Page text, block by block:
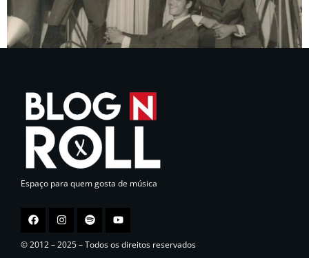
Espaço para quem gosta de música
© 2012 – 2025 – Todos os direitos reservados